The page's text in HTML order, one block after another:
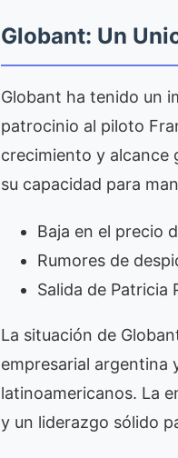
Globant: Un
Globant ha tenido un
patrocinio al piloto
crecimiento y alcance
su capacidad para
Baja en el precio
Rumores de
Salida de Patricia
La situación de
empresarial argentina
latinoamericanos. La
y un liderazgo sólido